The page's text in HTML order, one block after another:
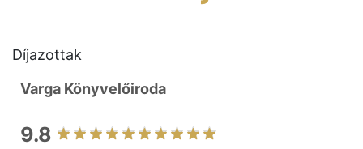
Díjazottak
Varga Könyvelőiroda
9.8